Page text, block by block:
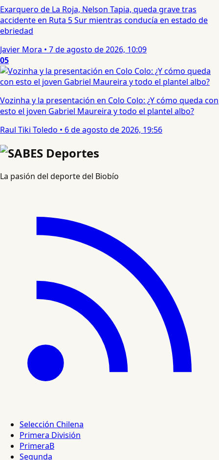
Exarquero de La Roja, Nelson Tapia, queda grave tras
accidente en Ruta 5 Sur mientras conducía en estado de
ebriedad
Javier Mora • 7 de agosto de 2026, 10:09
05
Vozinha y la presentación en Colo Colo: ¿Y cómo queda con
esto el joven Gabriel Maureira y todo el plantel albo?
Raul Tiki Toledo • 6 de agosto de 2026, 19:56
La pasión del deporte del Biobío
Selección Chilena
Primera División
PrimeraB
Segunda